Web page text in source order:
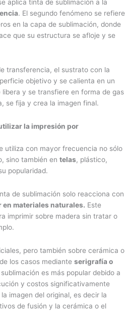
aplica tinta de sublimación a la
. El segundo fenómeno se refiere
en la capa de sublimación, donde
que su estructura se afloje y se
transferencia, el sustrato con la
objetivo y se calienta en un
y se transfiere en forma de gas
se fija y crea la imagen final.
la impresión por
utiliza con mayor frecuencia no sólo
sino también en telas, plástico,
popularidad.
de sublimación solo reacciona con
en materiales naturales. Este
imprimir sobre madera sin tratar o
pero también sobre cerámica o
los casos mediante serigrafía o
es más popular debido a
y costos significativamente
imagen del original, es decir la
de fusión y la cerámica o el